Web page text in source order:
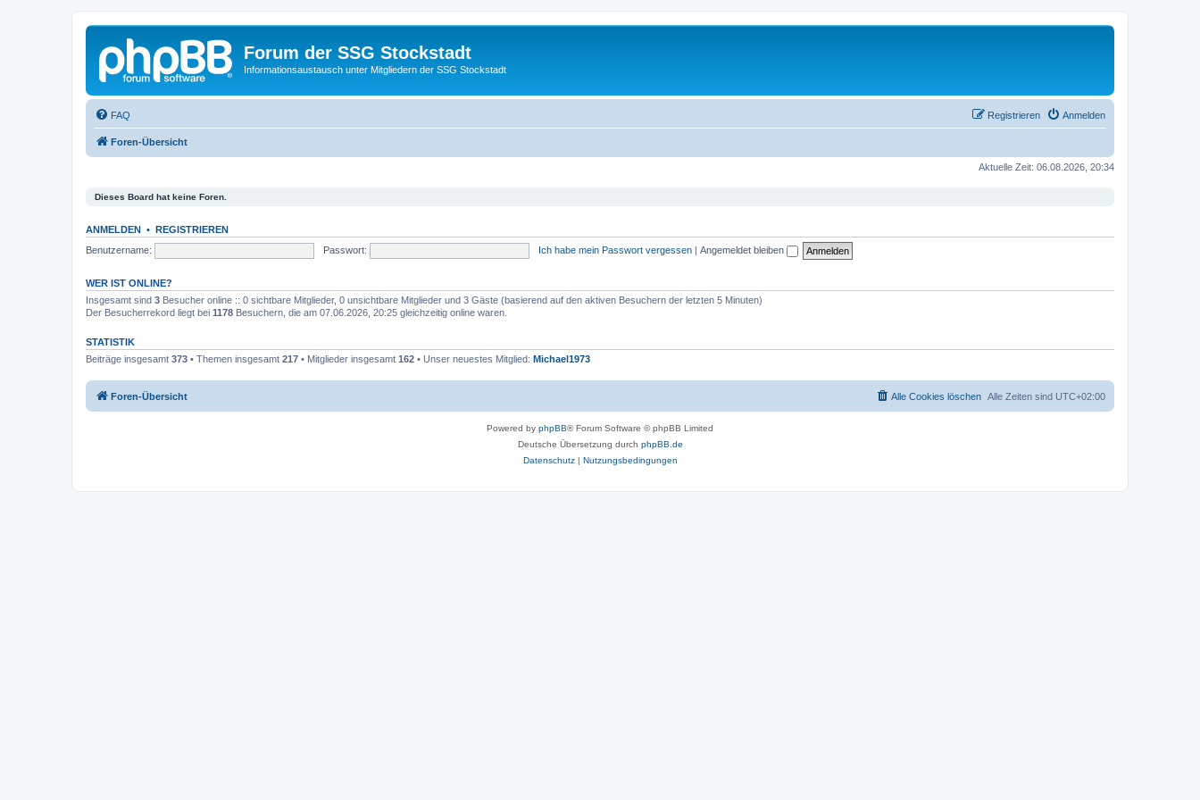
Forum der SSG Stockstadt
Informationsaustausch unter Mitgliedern der SSG Stockstadt
FAQ Anmelden
Registrieren
Foren-Übersicht
Aktuelle Zeit: 06.08.2026, 20:34
Dieses Board hat keine Foren.
ANMELDEN • REGISTRIEREN
Benutzername:
Passwort: Ich habe mein Passwort vergessen | Angemeldet bleiben
WER IST ONLINE?
Insgesamt sind 3 Besucher online :: 0 sichtbare Mitglieder, 0 unsichtbare Mitglieder und 3 Gäste (basierend auf den aktiven Besuchern der letzten 5 Minuten)
Der Besucherrekord liegt bei 1178 Besuchern, die am 07.06.2026, 20:25 gleichzeitig online waren.
STATISTIK
Beiträge insgesamt 373 • Themen insgesamt 217 • Mitglieder insgesamt 162 • Unser neuestes Mitglied: Michael1973
Foren-Übersicht Alle Zeiten sind UTC+02:00
Alle Cookies löschen
Powered by phpBB® Forum Software © phpBB Limited
Deutsche Übersetzung durch phpBB.de
Datenschutz| Nutzungsbedingungen